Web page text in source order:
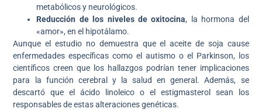
metabólicos y neurológicos.
Reducción de los niveles de oxitocina, la hormona del
«amor», en el hipotálamo.
Aunque el estudio no demuestra que el aceite de soja cause
enfermedades específicas como el autismo o el Parkinson, los
científicos creen que los hallazgos podrían tener implicaciones
para la función cerebral y la salud en general. Además, se
descartó que el ácido linoleico o el estigmasterol sean los
responsables de estas alteraciones genéticas.